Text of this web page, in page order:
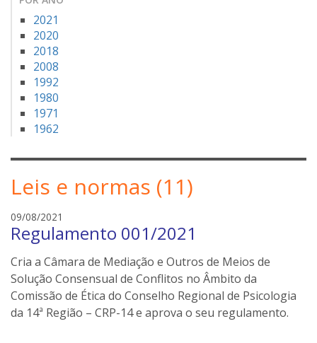
2021
2020
2018
2008
1992
1980
1971
1962
Leis e normas (11)
09/08/2021
d
o
n
e
i
l
Regulamento 001/2021
Cria a Câmara de Mediação e Outros de Meios de
Solução Consensual de Conflitos no Âmbito da
Comissão de Ética do Conselho Regional de Psicologia
da 14ª Região – CRP-14 e aprova o seu regulamento.